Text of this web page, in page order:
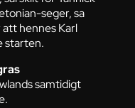
seger, sa
hennes Karl
starten.
samtidigt